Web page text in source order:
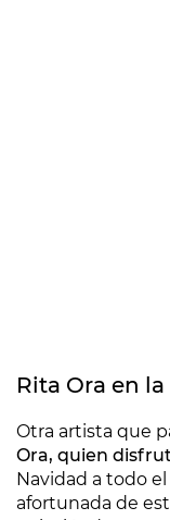
Rita Ora en
Otra artista que
Ora, quien
Navidad a todo
afortunada de